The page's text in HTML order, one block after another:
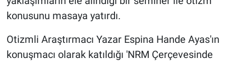
konusunu masaya yatırdı.
Otizmli Araştırmacı Yazar Espina Hande Ayas'ın
konuşmacı olarak katıldığı 'NRM Çerçevesinde